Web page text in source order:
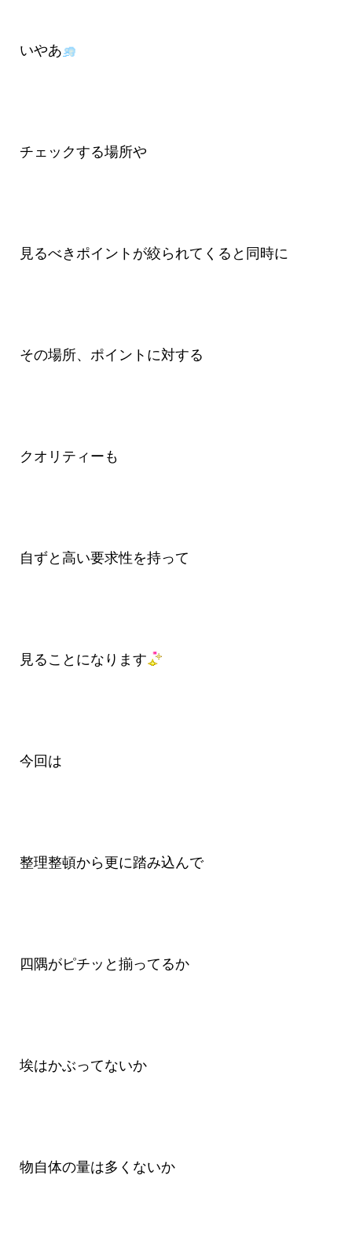
いやあ
チェックする場所や
見るべきポイントが絞られてくると同時に
その場所、ポイントに対する
クオリティーも
自ずと高い要求性を持って
見ることになります
今回は
整理整頓から更に踏み込んで
四隅がピチッと揃ってるか
埃はかぶってないか
物自体の量は多くないか